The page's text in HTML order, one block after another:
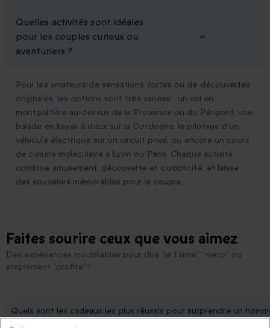
Quelles activités sont idéales
pour les couples curieux ou
aventuriers ?
Pour les amateurs de sensations fortes ou de découvertes
originales, les options sont très variées : un vol en
montgolfière au-dessus de la Provence ou du Périgord, une
balade en kayak à deux sur la Dordogne, le pilotage d’un
véhicule électrique sur un circuit privé, ou encore un cours
de cuisine moléculaire à Lyon ou Paris. Chaque activité
combine amusement, découverte et complicité, et laisse
des souvenirs mémorables pour le couple.
Faites sourire ceux que vous aimez
Des expériences inoubliables pour dire “je t’aime”, “merci” ou
simplement “profite" !
Quels sont les cadeaux les plus réussis pour surprendre un